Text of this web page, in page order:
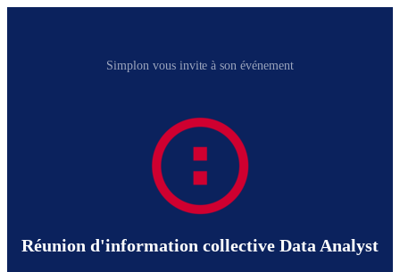
Simplon vous invite à son événement
Réunion d'information collective Data Analyst